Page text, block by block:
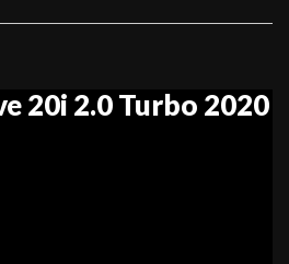
20i 2.0 Turbo 2020